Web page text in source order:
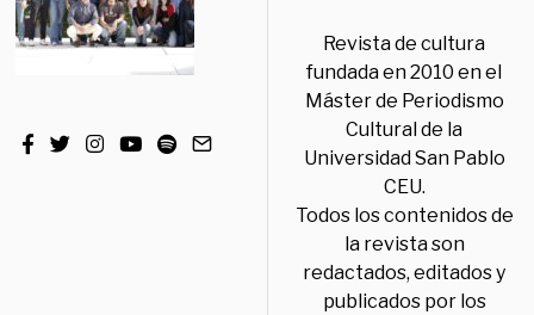
Revista de cultura
fundada en 2010 en el
Máster de Periodismo
Cultural de la
Universidad San Pablo
CEU.
Todos los contenidos de
la revista son
redactados, editados y
publicados por los